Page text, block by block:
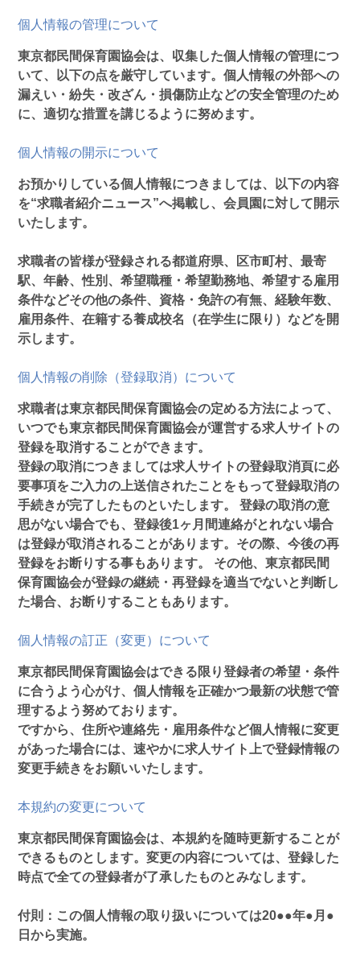
個人情報の管理について
東京都民間保育園協会は、収集した個人情報の管理につ
いて、以下の点を厳守しています。個人情報の外部への
漏えい・紛失・改ざん・損傷防止などの安全管理のため
に、適切な措置を講じるように努めます。
個人情報の開示について
お預かりしている個人情報につきましては、以下の内容
を“求職者紹介ニュース”へ掲載し、会員園に対して開示
いたします。
求職者の皆様が登録される都道府県、区市町村、最寄
駅、年齢、性別、希望職種・希望勤務地、希望する雇用
条件などその他の条件、資格・免許の有無、経験年数、
雇用条件、在籍する養成校名（在学生に限り）などを開
示します。
個人情報の削除（登録取消）について
求職者は東京都民間保育園協会の定める方法によって、
いつでも東京都民間保育園協会が運営する求人サイトの
登録を取消することができます。
登録の取消につきましては求人サイトの登録取消頁に必
要事項をご入力の上送信されたことをもって登録取消の
手続きが完了したものといたします。 登録の取消の意
思がない場合でも、登録後1ヶ月間連絡がとれない場合
は登録が取消されることがあります。その際、今後の再
登録をお断りする事もあります。 その他、東京都民間
保育園協会が登録の継続・再登録を適当でないと判断し
た場合、お断りすることもあります。
個人情報の訂正（変更）について
東京都民間保育園協会はできる限り登録者の希望・条件
に合うよう心がけ、個人情報を正確かつ最新の状態で管
理するよう努めております。
ですから、住所や連絡先・雇用条件など個人情報に変更
があった場合には、速やかに求人サイト上で登録情報の
変更手続きをお願いいたします。
本規約の変更について
東京都民間保育園協会は、本規約を随時更新することが
できるものとします。変更の内容については、登録した
時点で全ての登録者が了承したものとみなします。
付則：この個人情報の取り扱いについては20●●年●月●
日から実施。